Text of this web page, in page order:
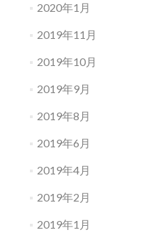
2020年1月
2019年11月
2019年10月
2019年9月
2019年8月
2019年6月
2019年4月
2019年2月
2019年1月